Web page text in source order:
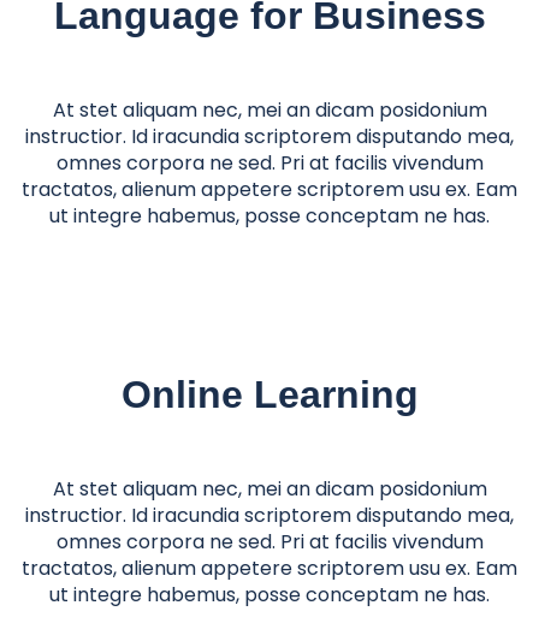
Language for Business
At stet aliquam nec, mei an dicam posidonium
instructior. Id iracundia scriptorem disputando mea,
omnes corpora ne sed. Pri at facilis vivendum
tractatos, alienum appetere scriptorem usu ex. Eam
ut integre habemus, posse conceptam ne has.
Online Learning
At stet aliquam nec, mei an dicam posidonium
instructior. Id iracundia scriptorem disputando mea,
omnes corpora ne sed. Pri at facilis vivendum
tractatos, alienum appetere scriptorem usu ex. Eam
ut integre habemus, posse conceptam ne has.